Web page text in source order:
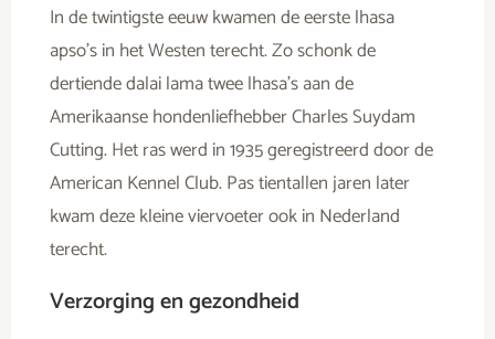
In de twintigste eeuw kwamen de eerste lhasa
apso’s in het Westen terecht. Zo schonk de
dertiende dalai lama twee lhasa’s aan de
Amerikaanse hondenliefhebber Charles Suydam
Cutting. Het ras werd in 1935 geregistreerd door de
American Kennel Club. Pas tientallen jaren later
kwam deze kleine viervoeter ook in Nederland
terecht.
Verzorging en gezondheid